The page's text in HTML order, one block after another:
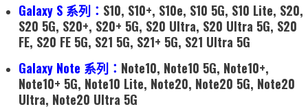
Galaxy S 系列： S10, S10+, S10e, S10 5G, S10 Lite, S20,
S20 5G, S20+, S20+ 5G, S20 Ultra, S20 Ultra 5G, S20
FE, S20 FE 5G, S21 5G, S21+ 5G, S21 Ultra 5G
Galaxy Note 系列： Note10, Note10 5G, Note10+,
Note10+ 5G, Note10 Lite, Note20, Note20 5G, Note20
Ultra, Note20 Ultra 5G